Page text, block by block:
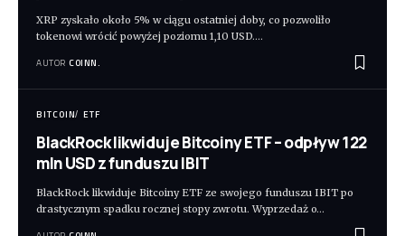
XRP zyskało około 5% w ciągu ostatniej doby, co pozwoliło
tokenowi wrócić powyżej poziomu 1,10 USD.…
AUTOR COINN.
BITCOIN ETF
BlackRock likwiduje Bitcoiny ETF – odpływ 122
mln USD z funduszu IBIT
BlackRock likwiduje Bitcoiny ETF ze swojego funduszu IBIT po
drastycznym spadku rocznej stopy zwrotu. Wyprzedaż o…